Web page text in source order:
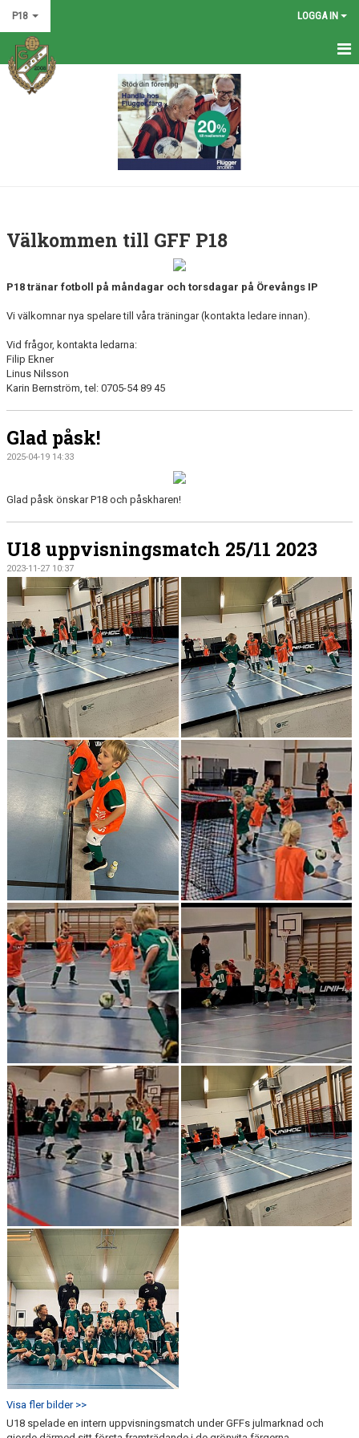
P18 LOGGA IN
HEM
DOKUMENT
KONTAKT
Välkommen till GFF P18
P18 tränar fotboll på måndagar och torsdagar på Örevångs IP
Vi välkomnar nya spelare till våra träningar (kontakta ledare innan).
Vid frågor, kontakta ledarna:
Filip Ekner
Linus Nilsson
Karin Bernström, tel: 0705-54 89 45
Glad påsk!
2025-04-19 14:33
Glad påsk önskar P18 och påskharen!
U18 uppvisningsmatch 25/11 2023
2023-11-27 10:37
Visa fler bilder >>
U18 spelade en intern uppvisningsmatch under GFFs julmarknad och